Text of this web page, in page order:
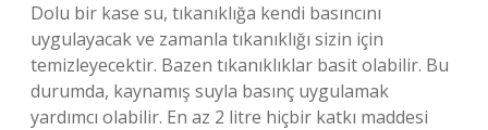
Dolu bir kase su, tıkanıklığa kendi basıncını
uygulayacak ve zamanla tıkanıklığı sizin için
temizleyecektir. Bazen tıkanıklıklar basit olabilir. Bu
durumda, kaynamış suyla basınç uygulamak
yardımcı olabilir. En az 2 litre hiçbir katkı maddesi